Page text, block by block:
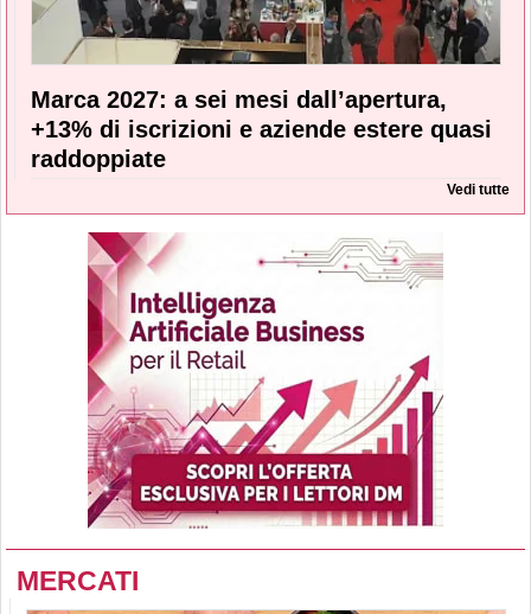
Marca 2027: a sei mesi dall’apertura,
+13% di iscrizioni e aziende estere quasi
raddoppiate
Vedi tutte
MERCATI